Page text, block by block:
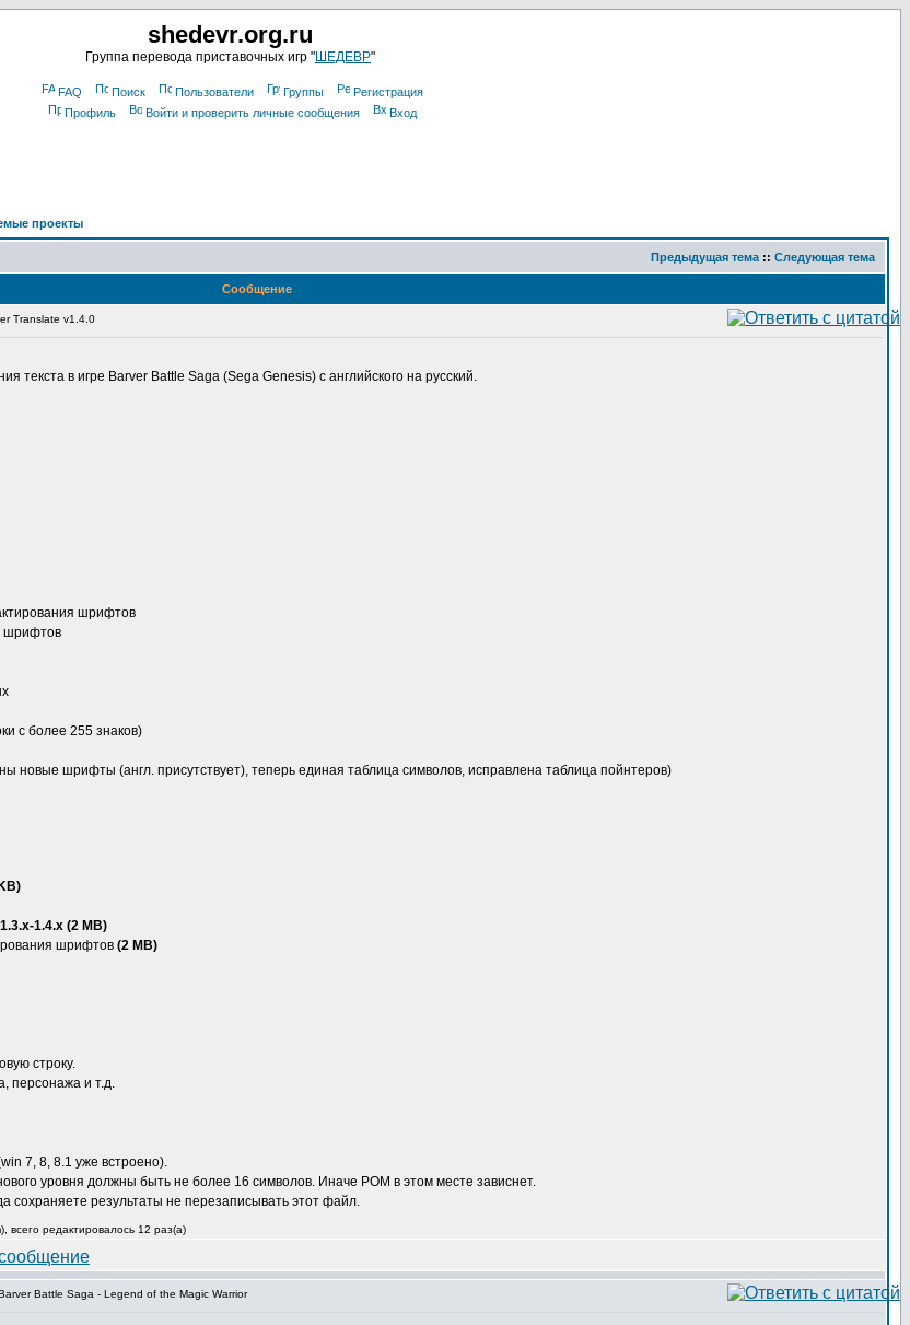
shedevr.org.ru
Группа перевода приставочных игр "ШЕДЕВР"
FAQ Поиск Пользователи Группы
Регистрация
Профиль
Войти и проверить личные сообщения Вход
проекты
Предыдущая тема :: Следующая тема
Сообщение
Translate v1.4.0
текста в игре Barver Battle Saga (Sega Genesis) с английского на русский.
шрифтов
шрифтов
с более 255 знаков)
шрифты (англ. присутствует), теперь единая таблица символов, исправлена таблица пойнтеров)
1.4.x (2 MB)
шрифтов (2 MB)
строку.
персонажа и т.д.
7, 8, 8.1 уже встроено).
уровня должны быть не более 16 символов. Иначе РОМ в этом месте зависнет.
сохраняете результаты не перезаписывать этот файл.
всего редактировалось 12 раз(а)
Battle Saga - Legend of the Magic Warrior